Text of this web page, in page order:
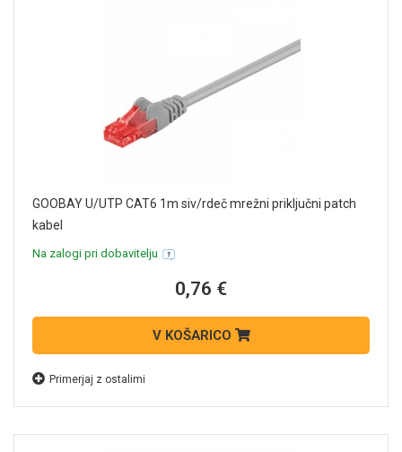
GOOBAY U/UTP CAT6 1m siv/rdeč mrežni priključni patch
kabel
Na zalogi pri dobavitelju
0,76 €
V KOŠARICO
Primerjaj z ostalimi